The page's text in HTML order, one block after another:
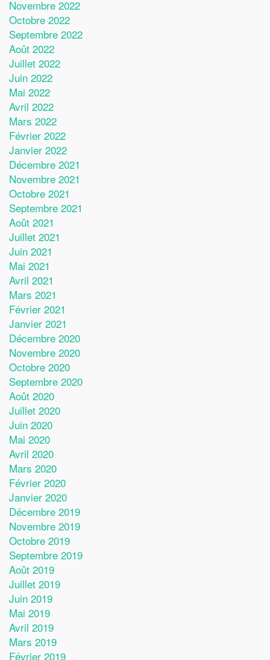
Novembre 2022
Octobre 2022
Septembre 2022
Août 2022
Juillet 2022
Juin 2022
Mai 2022
Avril 2022
Mars 2022
Février 2022
Janvier 2022
Décembre 2021
Novembre 2021
Octobre 2021
Septembre 2021
Août 2021
Juillet 2021
Juin 2021
Mai 2021
Avril 2021
Mars 2021
Février 2021
Janvier 2021
Décembre 2020
Novembre 2020
Octobre 2020
Septembre 2020
Août 2020
Juillet 2020
Juin 2020
Mai 2020
Avril 2020
Mars 2020
Février 2020
Janvier 2020
Décembre 2019
Novembre 2019
Octobre 2019
Septembre 2019
Août 2019
Juillet 2019
Juin 2019
Mai 2019
Avril 2019
Mars 2019
Février 2019